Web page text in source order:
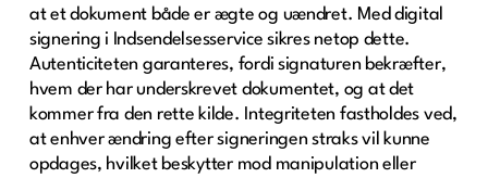
at et dokument både er ægte og uændret. Med digital
signering i Indsendelsesservice sikres netop dette.
Autenticiteten garanteres, fordi signaturen bekræfter,
hvem der har underskrevet dokumentet, og at det
kommer fra den rette kilde. Integriteten fastholdes ved,
at enhver ændring efter signeringen straks vil kunne
opdages, hvilket beskytter mod manipulation eller